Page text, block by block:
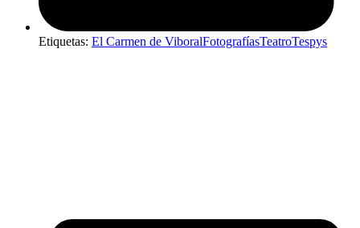
Etiquetas: El Carmen de ViboralFotografíasTeatroTespys